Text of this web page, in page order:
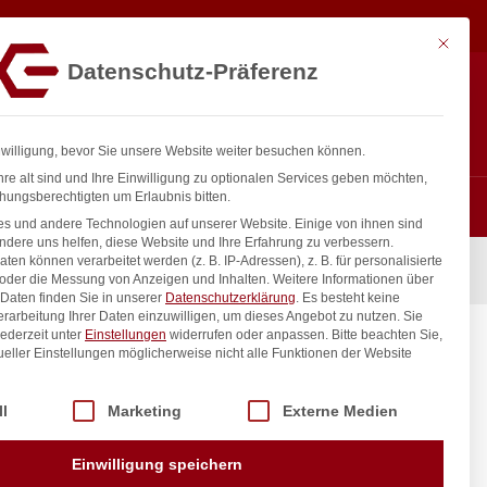
Line, GN 1/2, 9,5L, Schwarz, 325x265x(H)150mm
Line,
inkl. / exkl. MwSt.
In den Warenkorb
Mit
Datenschutz-Präferenz
bevor Sie unsere Website weiter besuchen können.
alt sind und Ihre Einwilligung zu optionalen Services geben möchten,
um Erlaubnis bitten.
und andere Technologien auf unserer Website. Einige von ihnen sind
uns helfen, diese Website und Ihre Erfahrung zu verbessern.
können verarbeitet werden (z. B. IP-Adressen), z. B. für personalisierte
die Messung von Anzeigen und Inhalten. Weitere Informationen über
finden Sie in unserer Datenschutzerklärung. Es besteht keine
Ihrer Daten einzuwilligen, um dieses Angebot zu nutzen. Sie
unter Einstellungen widerrufen oder anpassen. Bitte beachten Sie,
Einstellungen möglicherweise nicht alle Funktionen der Website
Service-Gruppen, für die eine Einwilligung erteilt werden kann.
Marketing Externe Medien
Einwilligung speichern